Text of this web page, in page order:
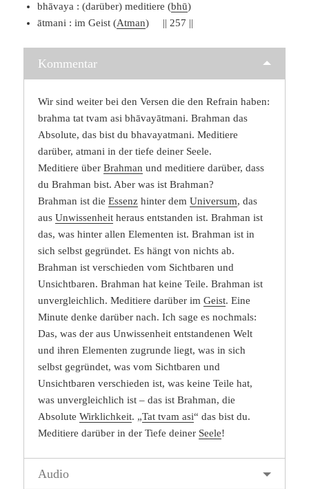
bhāvaya : (darüber) meditiere (bhū)
ātmani : im Geist (Atman) || 257 ||
Kommentar
Wir sind weiter bei den Versen die den Refrain haben:
brahma tat tvam asi bhāvayātmani. Brahman das
Absolute, das bist du bhavayatmani. Meditiere
darüber, atmani in der tiefe deiner Seele.
Meditiere überBrahman und meditiere darüber, dass
du Brahman bist. Aber was ist Brahman?
Brahman ist dieEssenz hinter demUniversum, das
ausUnwissenheit heraus entstanden ist. Brahman ist
das, was hinter allen Elementen ist. Brahman ist in
sich selbst gegründet. Es hängt von nichts ab.
Brahman ist verschieden vom Sichtbaren und
Unsichtbaren. Brahman hat keine Teile. Brahman ist
unvergleichlich. Meditiere darüber imGeist. Eine
Minute denke darüber nach. Ich sage es nochmals:
Das, was der aus Unwissenheit entstandenen Welt
und ihren Elementen zugrunde liegt, was in sich
selbst gegründet, was vom Sichtbaren und
Unsichtbaren verschieden ist, was keine Teile hat,
was unvergleichlich ist – das ist Brahman, die
AbsoluteWirklichkeit. „Tat tvam asi“ das bist du.
Meditiere darüber in der Tiefe deiner Seele!
Audio